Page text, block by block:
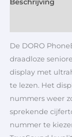
Beschrijving
De DORO
draadloze
display met
te lezen. Het
nummers weer
sprekende
nummer te